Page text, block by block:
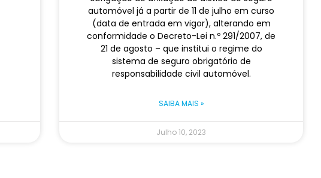
automóvel já a partir de 11 de julho em curso
(data de entrada em vigor), alterando em
conformidade o Decreto-Lei n.º 291/2007, de
21 de agosto – que institui o regime do
sistema de seguro obrigatório de
responsabilidade civil automóvel.
SAIBA MAIS »
Julho 10, 2023